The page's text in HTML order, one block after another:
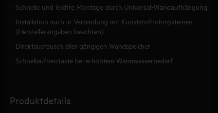
Schnelle und leichte Montage durch Universal-Wandaufhängung
Installation auch in Verbindung mit Kunststoffrohrsystemen
(Herstellerangaben beachten)
Direktaustausch aller gängigen Wandspeicher
Schnellaufheiztaste bei erhöhtem Warmwasserbedarf
Produktdetails